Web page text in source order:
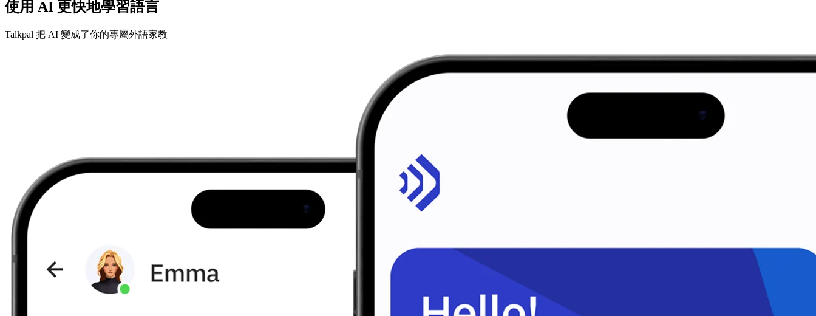
使用 AI 更快地學習語言
Talkpal 把 AI 變成了你的專屬外語家教